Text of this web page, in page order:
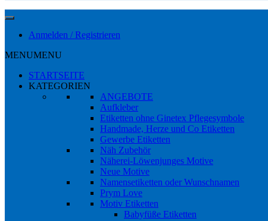
Anmelden / Registrieren
MENUMENU
STARTSEITE
KATEGORIEN
ANGEBOTE
Aufkleber
Etiketten ohne Ginetex Pflegesymbole
Handmade, Herze und Co Etiketten
Gewerbe Etiketten
Näh Zubehör
Näherei-Löwenjunges Motive
Neue Motive
Namensetiketten oder Wunschnamen
Prym Love
Motiv Etiketten
Babyfüße Etiketten